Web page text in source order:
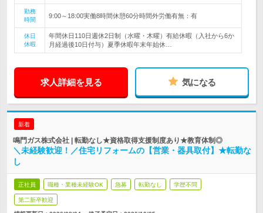
勤務
時間
9:00～18:00実働8時間休憩60分時間外労働有無：有
休日
休暇
年間休日110日週休2日制（水曜・木曜）有給休暇（入社から6か
月経過後10日付与）夏季休暇年末年始休…
求人詳細を見る 気になる
新着
鳴門ガス株式会社 | 転勤なし★資格取得支援制度あり★教育体制◎
＼未経験歓迎！／住宅リフォームの【営業・器具取付】★転勤な
し
正社員 職種・業種未経験OK 急募 転勤なし 学歴不問
第二新卒歓迎